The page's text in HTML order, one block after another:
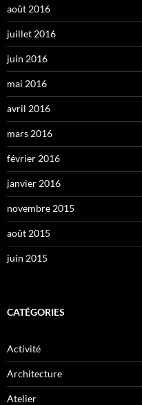
août 2016
juillet 2016
juin 2016
mai 2016
avril 2016
mars 2016
février 2016
janvier 2016
novembre 2015
août 2015
juin 2015
CATÉGORIES
Activité
Architecture
Atelier